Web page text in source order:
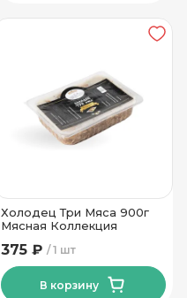
Холодец Три Мяса 900г
Мясная Коллекция
1 шт
375 ₽
В корзину